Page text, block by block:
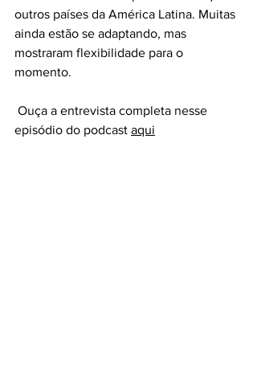
outros países da América Latina. Muitas
ainda estão se adaptando, mas
mostraram flexibilidade para o
momento.
episódio do podcast aqui